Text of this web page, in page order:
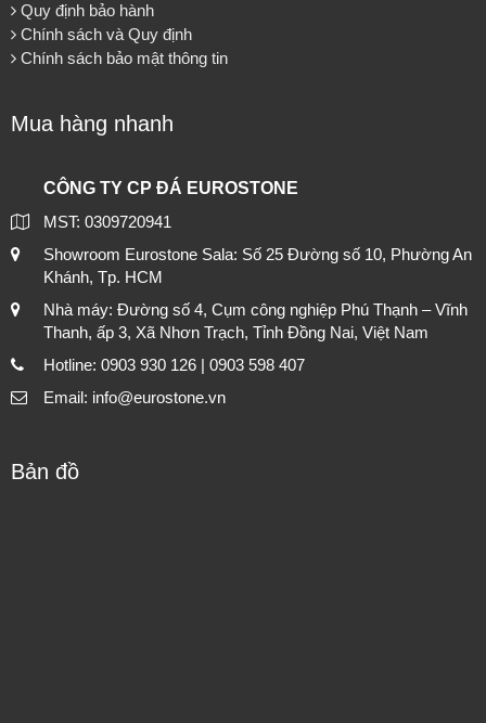
Quy định bảo hành
Chính sách và Quy định
Chính sách bảo mật thông tin
Mua hàng nhanh
CÔNG TY CP ĐÁ EUROSTONE
MST: 0309720941
Showroom Eurostone Sala: Số 25 Đường số 10, Phường An
Khánh, Tp. HCM
Nhà máy: Đường số 4, Cụm công nghiệp Phú Thạnh – Vĩnh
Thanh, ấp 3, Xã Nhơn Trạch, Tỉnh Đồng Nai, Việt Nam
Hotline: 0903 930 126 | 0903 598 407
Email: info@eurostone.vn
Bản đồ